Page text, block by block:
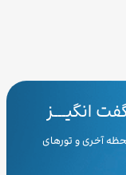
انگیـــز
آخری و تورهای